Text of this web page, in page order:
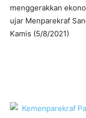
menggerakkan
ujar Menparekraf
Kamis (5/8/2021)